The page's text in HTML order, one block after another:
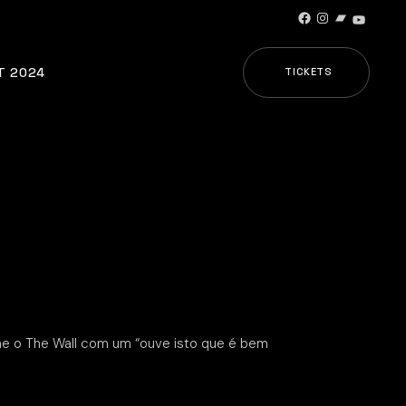
Facebook
Instagram
Bandcamp
2024 TICKETS
o The Wall com um “ouve isto que é bem